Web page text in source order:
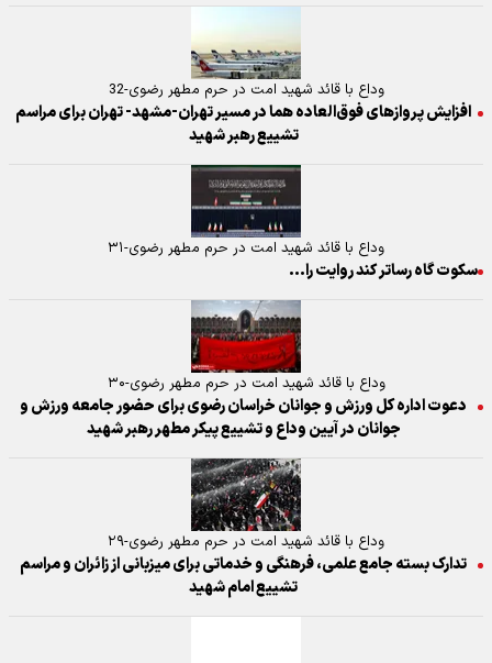
وداع با قائد شهید امت در حرم مطهر رضوی-32
افزایش پروازهای فوق‌العاده هما در مسیر تهران-مشهد- تهران برای مراسم
تشییع رهبر شهید
وداع با قائد شهید امت در حرم مطهر رضوی-۳۱
سکوت گاه رساتر کند روایت را...
وداع با قائد شهید امت در حرم مطهر رضوی-۳۰
دعوت اداره کل ورزش و جوانان خراسان رضوی برای حضور جامعه ورزش و
جوانان در آیین وداع و تشییع پیکر مطهر رهبر شهید
وداع با قائد شهید امت در حرم مطهر رضوی-۲۹
تدارک بسته جامع علمی، فرهنگی و خدماتی برای میزبانی از زائران و مراسم
تشییع امام شهید